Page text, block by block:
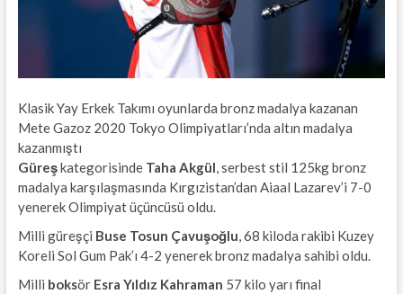
Klasik Yay Erkek Takımı oyunlarda bronz madalya kazanan
Mete Gazoz 2020 Tokyo Olimpiyatları’nda altın madalya
kazanmıştı
Güreşkategorisinde Taha Akgül, serbest stil 125kg bronz
madalya karşılaşmasında Kırgızistan’dan Aiaal Lazarev’i 7-0
yenerek Olimpiyat üçüncüsü oldu.
Milli güreşçi Buse Tosun Çavuşoğlu, 68 kiloda rakibi Kuzey
Koreli Sol Gum Pak’ı 4-2 yenerek bronz madalya sahibi oldu.
Milli boksör Esra Yıldız Kahraman 57 kilo yarı final